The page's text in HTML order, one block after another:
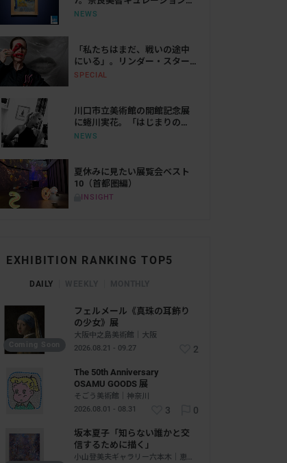
から大ゴッホ展、ボッティチ
NEWS
「私たちはまだ、戦いの途中
にいる」。リンダー・スター
リングが語る、表現と抵抗の
SPECIAL
川口市立美術館の開館記念展
に蜷川実花。「はじまりの
光」で創作の原点をたどる
NEWS
夏休みに見たい展覧会ベスト
10（首都圏編）
INSIGHT
EXHIBITION RANKING TOP5
DAILY
フェルメール《真珠の耳飾り
の少女》展
大阪中之島美術館｜大阪
2026.08.21 - 09.27
2
The 50th Anniversary
OSAMU GOODS 展
そごう美術館｜神奈川
2026.08.01 - 08.31
3 0
坂本夏子「知らない誰かと交
信するために描く」
小山登美夫ギャラリー六本木｜恵比寿 - 六本木｜東京